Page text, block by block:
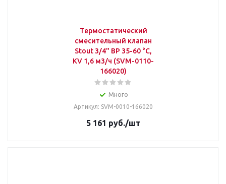
Термостатический
смесительный клапан
Stout 3/4" ВР 35-60 °С,
KV 1,6 м3/ч (SVM-0110-
166020)
Много
Артикул: SVM-0010-166020
5 161 руб./шт